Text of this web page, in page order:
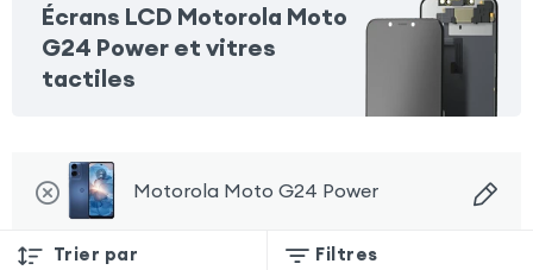
Écrans LCD Motorola Moto
G24 Power et vitres
tactiles
Motorola Moto G24 Power
Trier par Filtres